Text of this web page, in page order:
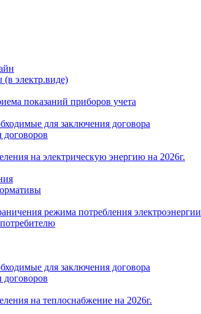
электр.виде)
показаний приборов учета
для заключения договора
на электрическую энергию на 2026г.
режима потребления электроэнергии
для заключения договора
на теплоснабжение на 2026г.